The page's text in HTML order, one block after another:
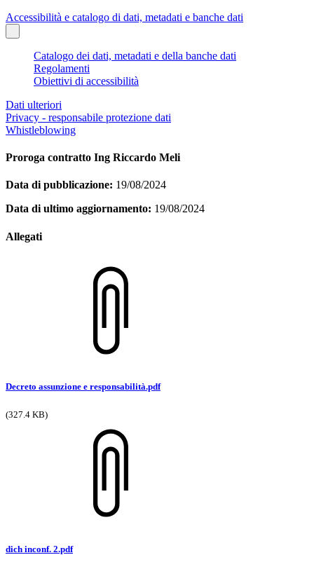
Accessibilità e catalogo di dati, metadati e banche dati
Catalogo dei dati, metadati e della banche dati
Regolamenti
Obiettivi di accessibilità
Dati ulteriori
Privacy - responsabile protezione dati
Whistleblowing
Proroga contratto Ing Riccardo Meli
Data di pubblicazione: 19/08/2024
Data di ultimo aggiornamento: 19/08/2024
Allegati
Decreto assunzione e responsabilità.pdf
(327.4 KB)
dich inconf. 2.pdf